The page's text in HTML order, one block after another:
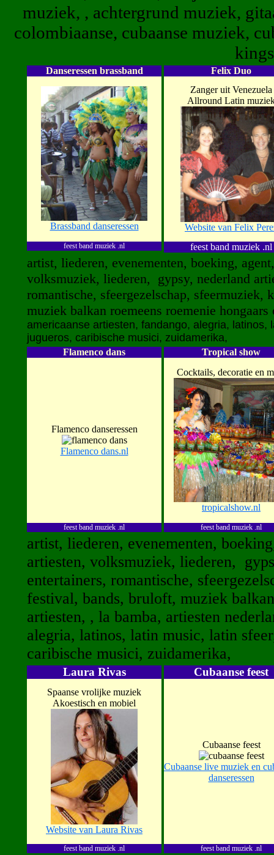
muziek, , achtergrund muziek,
colombiaanse, cubaanse muziek,
Danseressen brassband
Brassband danseressen
feest band muziek .nl
Felix Duo
Zanger uit Venezuela
Allround Latin
Website van Felix
feest band muziek .nl
artist, liederen, evenementen, boeking,
volksmuziek, liederen, gypsy, nederland
romantische, sfeergezelschap,
muziek balkan roemeens roemenie hongaars
americaanse artiesten, fandango, alegria,
jugueros, caribische musici, zuidamerika,
Flamenco dans
Flamenco danseressen
Flamenco dans.nl
feest band muziek .nl
Tropical show
Cocktails, decoratie en
tropicalshow.nl
feest band muziek .nl
artist, liederen, evenementen,
artiesten, volksmuziek, liederen,
entertainers, romantische,
festival, bands, bruloft, muziek
artiesten, , la bamba, artiesten
alegria, latinos, latin music, latin
caribische musici, zuidamerika,
Laura Rivas
Spaanse vrolijke muziek
Akoestisch en mobiel
Website van Laura Rivas
feest band muziek .nl
Cubaanse feest
Cubaanse feest
Cubaanse live muziek en
danseressen
feest band muziek .nl